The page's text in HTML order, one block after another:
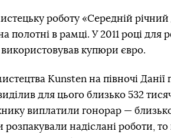
роботу «Середній річний
полотні в рамці. У 2011 році для
купюри євро.
Kunsten на півночі Данії
для цього близько 532
виплатили гонорар —
розпакували надіслані роботи,